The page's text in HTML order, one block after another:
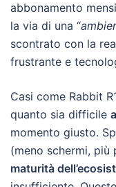
abbonamento
la via di una “
scontrato con la
frustrante e
Casi come Rabbit
quanto sia difficile
momento giusto.
(meno schermi, più
maturità